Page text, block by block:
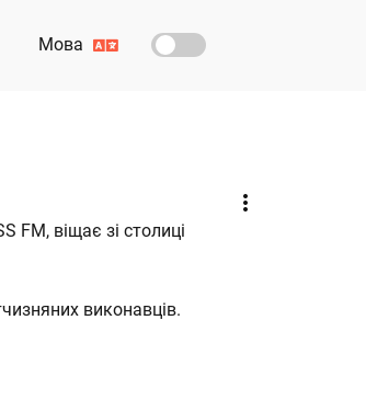
Мова
FM, віщає зі столиці
виконавців.